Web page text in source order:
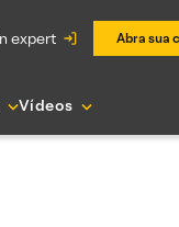
expert Abra sua
Vídeos